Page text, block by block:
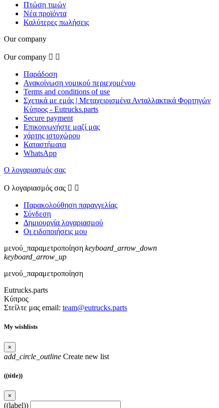
Πτώση τιμών
Νέα προϊόντα
Καλύτερες πωλήσεις
Our company
Our company  
Παράδοση
Ανακοίνωση νομικού περιεχομένου
Terms and conditions of use
Σχετικά με εμάς | Μεταχειρισμένα Ανταλλακτικά Φορτηγών
Κύπρος - Eutrucks.parts
Secure payment
Επικοινωνήστε μαζί μας
χάρτης ιστοχώρου
Καταστήματα
WhatsApp
Ο λογαριασμός σας
Ο λογαριασμός σας  
Παρακολούθηση παραγγελίας
Σύνδεση
Δημιουργία λογαριασμού
Οι ειδοποιήσεις μου
μενού_παραμετροποίηση keyboard_arrow_down
keyboard_arrow_up
μενού_παραμετροποίηση
Eutrucks.parts
Κύπρος
Στείλτε μας email: team@eutrucks.parts
My wishlists
×
add_circle_outline Create new list
((title))
×
((label))